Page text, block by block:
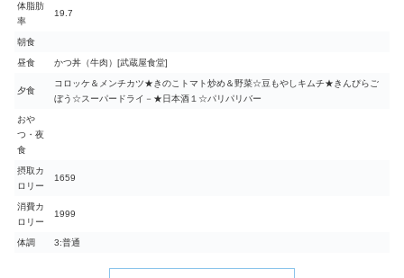
体脂肪
率
19.7
朝食
昼食 かつ丼（牛肉）[武蔵屋食堂]
夕食
コロッケ＆メンチカツ★きのこトマト炒め＆野菜☆豆もやしキムチ★きんぴらご
ぼう☆スーパードライ－★日本酒１☆パリパリバー
おや
つ・夜
食
摂取カ
ロリー
1659
消費カ
ロリー
1999
体調 3:普通